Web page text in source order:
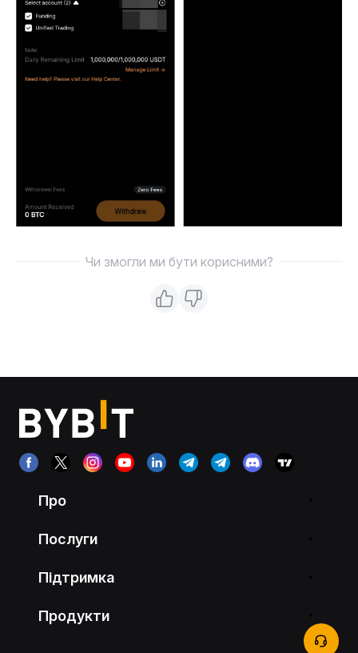
Чи змогли ми бути корисними?
Про
Послуги
Підтримка
Продукти